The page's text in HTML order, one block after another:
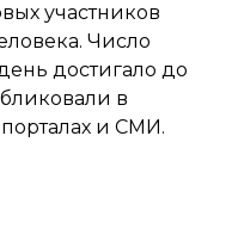
участников
Число
достигало до
в
и СМИ.